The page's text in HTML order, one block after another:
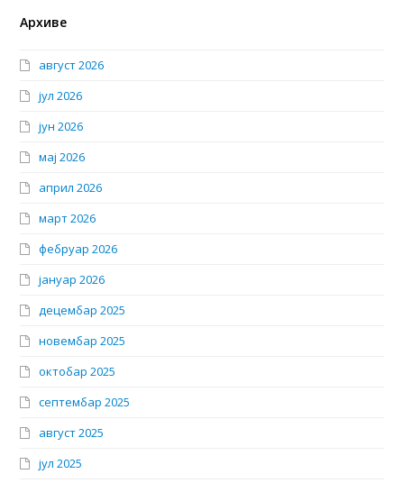
Архиве
август 2026
јул 2026
јун 2026
мај 2026
април 2026
март 2026
фебруар 2026
јануар 2026
децембар 2025
новембар 2025
октобар 2025
септембар 2025
август 2025
јул 2025